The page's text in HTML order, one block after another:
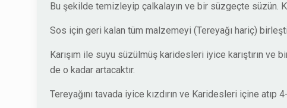
Bu şekilde temizleyip çalkalayın ve bir süzgeçte süzün.
Sos için geri kalan tüm malzemeyi (Tereyağı hariç)
Karışım ile suyu süzülmüş karidesleri iyice karıştırın
de o kadar artacaktır.
Tereyağını tavada iyice kızdırın ve Karidesleri içine